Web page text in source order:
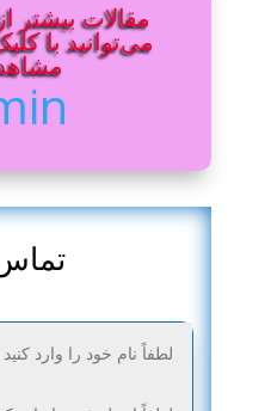
مقالات بیشتر
می‌توانید با